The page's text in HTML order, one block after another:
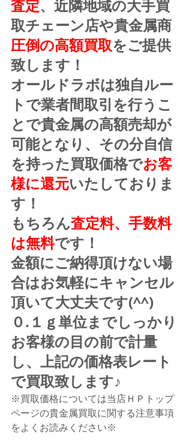
査定、近隣地域の大手買
取チェーン店や貴金属商
圧倒の高額買取をご提供
致します！
オールドラボは独自ルー
トで業者間取引を行うこ
とで貴金属の高額売却が
可能となり、その分自信
を持った買取価格でお客
様に還元いたしておりま
す！
もちろん査定料、手数料
は無料です！
金額にご納得頂けない場
合はお気軽にキャンセル
頂いて大丈夫です(^^)
０.１ｇ単位までしっかり
お客様の目の前で計量
し、上記の価格表レート
で買取致します♪
※買取価格については当店ＨＰトップ
ページの貴金属買取に関する注意事項
をよくお読みください※